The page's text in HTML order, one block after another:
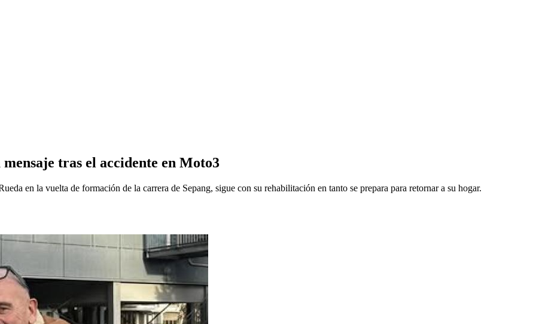
tras el accidente en Moto3
en la vuelta de formación de la carrera de Sepang, sigue con su rehabilitación en tanto se prepara para retornar a su hogar.